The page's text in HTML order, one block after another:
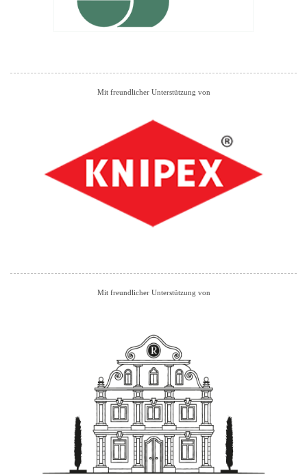
Mit freundlicher Unterstützung von
Mit freundlicher Unterstützung von